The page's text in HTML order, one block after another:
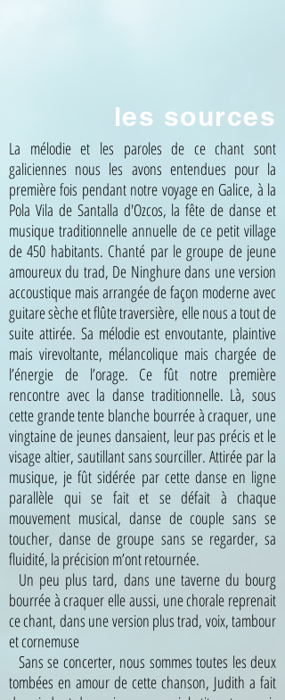
La
tambouille
sonore
les sources
La mélodie et les paroles de ce chant sont
galiciennes nous les avons entendues pour la
première fois pendant notre voyage en Galice, à la
Pola Vila de Santalla d'Ozcos, la fête de danse et
musique traditionnelle annuelle de ce petit village
de 450 habitants. Chanté par le groupe de jeune
amoureux du trad, De Ninghure dans une version
accoustique mais arrangée de façon moderne avec
guitare sèche et flûte traversière, elle nous a tout de
suite attirée. Sa mélodie est envoutante, plaintive
mais virevoltante, mélancolique mais chargée de
l’énergie de l’orage. Ce fût notre première
rencontre avec la danse traditionnelle. Là, sous
cette grande tente blanche bourrée à craquer, une
vingtaine de jeunes dansaient, leur pas précis et le
visage altier, sautillant sans sourciller. Attirée par la
musique, je fût sidérée par cette danse en ligne
parallèle qui se fait et se défait à chaque
mouvement musical, danse de couple sans se
toucher, danse de groupe sans se regarder, sa
fluidité, la précision m’ont retournée.
Un peu plus tard, dans une taverne du bourg
bourrée à craquer elle aussi, une chorale reprenait
ce chant, dans une version plus trad, voix, tambour
et cornemuse
Sans se concerter, nous sommes toutes les deux
tombées en amour de cette chanson, Judith a fait